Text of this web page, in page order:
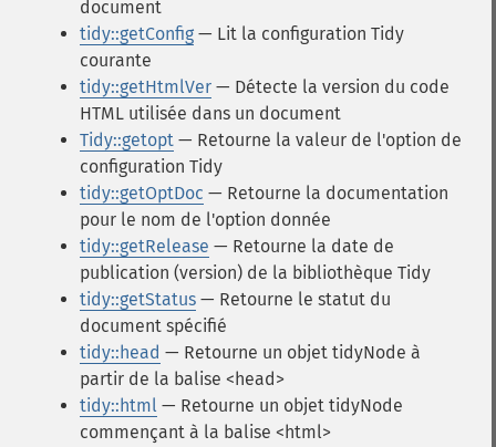
document
tidy::getConfig — Lit la configuration Tidy
courante
tidy::getHtmlVer — Détecte la version du code
HTML utilisée dans un document
Tidy::getopt — Retourne la valeur de l'option de
configuration Tidy
tidy::getOptDoc — Retourne la documentation
pour le nom de l'option donnée
tidy::getRelease — Retourne la date de
publication (version) de la bibliothèque Tidy
tidy::getStatus — Retourne le statut du
document spécifié
tidy::head — Retourne un objet tidyNode à
partir de la balise <head>
tidy::html — Retourne un objet tidyNode
commençant à la balise <html>